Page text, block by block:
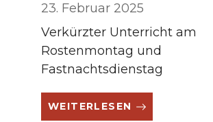
23. Februar 2025
Verkürzter Unterricht am
Rostenmontag und
Fastnachtsdienstag
WEITERLESEN